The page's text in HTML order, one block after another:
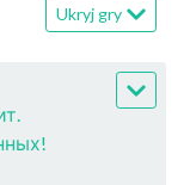
Ukryj gry